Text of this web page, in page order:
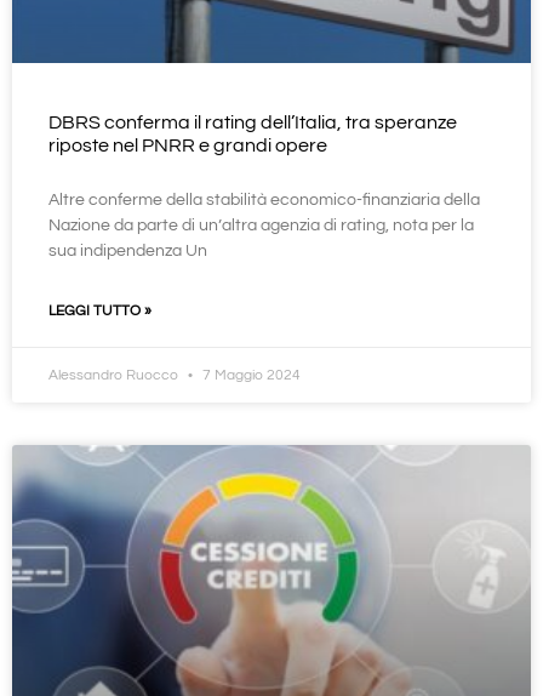
DBRS conferma il rating dell’Italia, tra speranze
riposte nel PNRR e grandi opere
Altre conferme della stabilità economico-finanziaria della
Nazione da parte di un’altra agenzia di rating, nota per la
sua indipendenza Un
LEGGI TUTTO »
Alessandro Ruocco 7 Maggio 2024